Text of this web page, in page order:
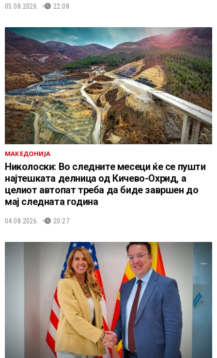
05.08.2026. 22:08
МАКЕДОНИЈА
Николоски: Во следните месеци ќе се пушти
најтешката делница од Кичево-Охрид, а
целиот автопат треба да биде завршен до
мај следната година
04.08.2026. 20:27